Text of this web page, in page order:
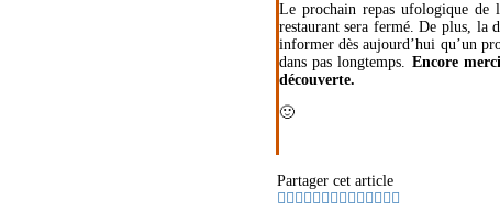
Le prochain repas ufologique de
restaurant sera fermé. De plus, la
informer dès aujourd’hui qu’un
dans pas longtemps. Encore
découverte.
🙂
Partager cet article